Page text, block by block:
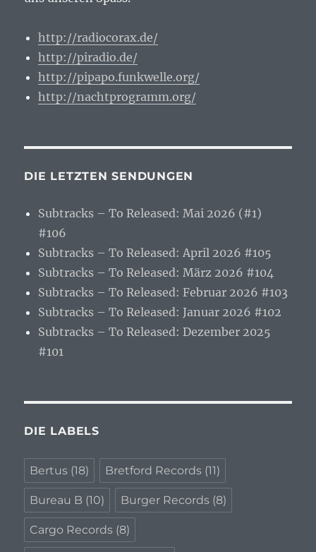
http://radiocorax.de/
http://piradio.de/
http://pipapo.funkwelle.org/
http://nachtprogramm.org/
DIE LETZTEN SENDUNGEN
Subtracks – To Released: Mai 2026 (#1)
#106
Subtracks – To Released: April 2026 #105
Subtracks – To Released: März 2026 #104
Subtracks – To Released: Februar 2026 #103
Subtracks – To Released: Januar 2026 #102
Subtracks – To Released: Dezember 2025
#101
DIE LABELS
Bertus (18) Bretford Records (11)
Bureau B (10) Burger Records (8)
Cargo Records (8)